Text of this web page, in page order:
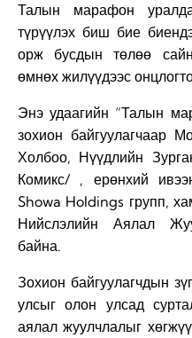
Талын марафон
түрүүлэх биш бие
орж бусдын төлөө
өмнөх жилүүдээс
Энэ удаагийн “Талын
зохион байгуулагчаар
Холбоо, Нүүдлийн
Комикс/ , ерөнхий
Showa Holdings групп,
Нийслэлийн Аялал
байна.
Зохион байгуулагчдын
улсыг олон улсад
аялал жуулчлалыг